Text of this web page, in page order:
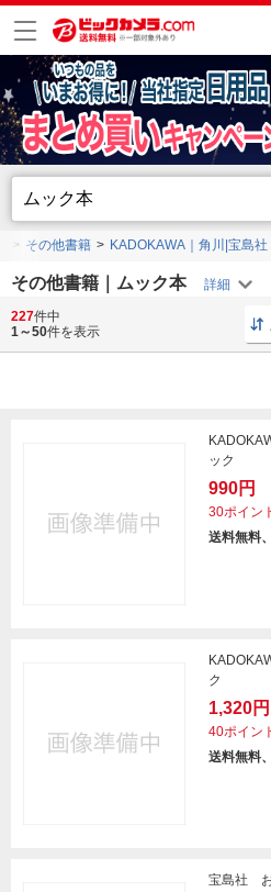
その他書籍 KADOKAWA｜角川|宝島
その他書籍｜ムック本
思想 教育 バーゲンブック
227件中
1～50件を表示
ック
990円
30ポイン
送料無料
ク
1,320円
40ポイン
送料無料
宝島社 お